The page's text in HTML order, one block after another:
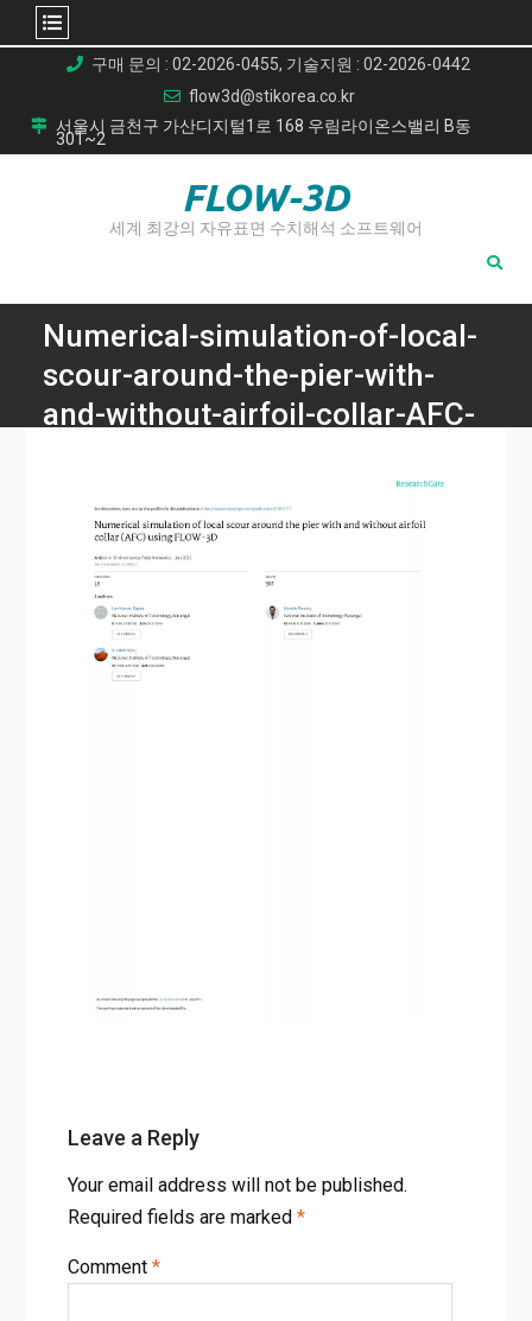
content
구매 문의 : 02-2026-0455, 기술지원 : 02-2026-0442
flow3d@stikorea.co.kr
서울시 금천구 가산디지털1로 168 우림라이온스밸리 B동
301~2
FLOW-3D
세계 최강의 자유표면 수치해석 소프트웨어
Numerical-simulation-of-local-
scour-around-the-pier-with-
and-without-airfoil-collar-AFC-
FLOW-3D를 이용한 에어포일 컬러(AFC) 적용 유무에 따른 교
각 주변 국부 세굴 수치 시뮬레이션
Numerical-simulation-of-local-scour-around-the-pier-with-
and-without-airfoil-collar-AFC-using-FLOW-3D
Leave a Reply
Your email address will not be published.
Required fields are marked *
Comment *